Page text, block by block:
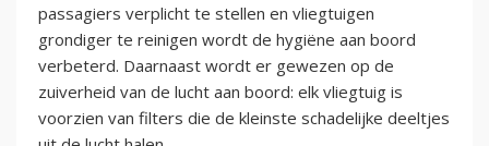
passagiers verplicht te stellen en vliegtuigen
grondiger te reinigen wordt de hygiëne aan boord
verbeterd. Daarnaast wordt er gewezen op de
zuiverheid van de lucht aan boord: elk vliegtuig is
voorzien van filters die de kleinste schadelijke deeltjes